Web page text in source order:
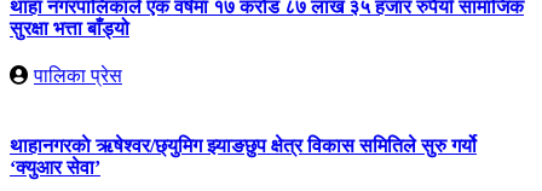
थाहा नगरपालिकाले एक वर्षमा १७ करोड ८७ लाख ३५ हजार रुपैयाँ सामाजिक
सुरक्षा भत्ता बाँड्यो
पालिका प्रेस
थाहानगरकाे ऋषेश्वर/छ्युमिग झ्याङछुप क्षेत्र विकास समितिले सुरु गर्यो
‘क्युआर सेवा’